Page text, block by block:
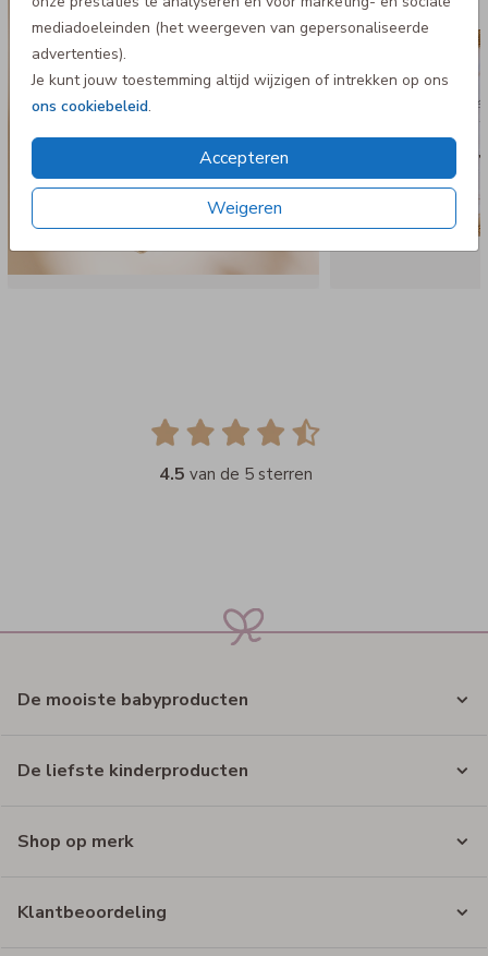
mediadoeleinden (het weergeven van gepersonaliseerde
advertenties).
Je kunt jouw toestemming altijd wijzigen of intrekken op ons
ons cookiebeleid.
Accepteren
Weigeren
4.5 van de 5 sterren
De mooiste babyproducten
De liefste kinderproducten
Shop op merk
Klantbeoordeling